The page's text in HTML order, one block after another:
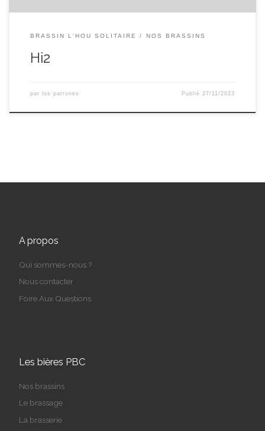
BRASSIN L'HOU SOLITAIRE NOS BRASSINS
Hi2
par los patrones Publié27/11/2023
A propos
Qui sommes-nous ?
Nous contacter
Foire Aux Questions
Les bières PBC
Nos brassins
Le brassage
La brasserie